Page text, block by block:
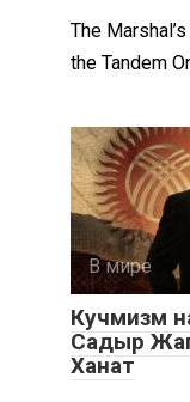
The
the Tandem
В мире
Кучмизм
Садыр
Ханат